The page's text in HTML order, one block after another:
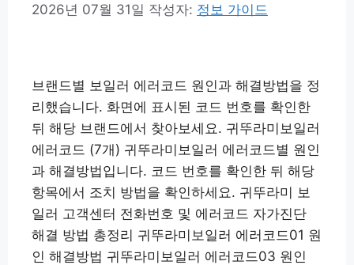
2026년 07월 31일 작성자: 정보 가이드
브랜드별 보일러 에러코드 원인과 해결방법을 정
리했습니다. 화면에 표시된 코드 번호를 확인한
뒤 해당 브랜드에서 찾아보세요. 귀뚜라미보일러
에러코드 (7개) 귀뚜라미보일러 에러코드별 원인
과 해결방법입니다. 코드 번호를 확인한 뒤 해당
항목에서 조치 방법을 확인하세요. 귀뚜라미 보
일러 고객센터 전화번호 및 에러코드 자가진단
해결 방법 총정리 귀뚜라미보일러 에러코드01 원
인 해결방법 귀뚜라미보일러 에러코드03 원인